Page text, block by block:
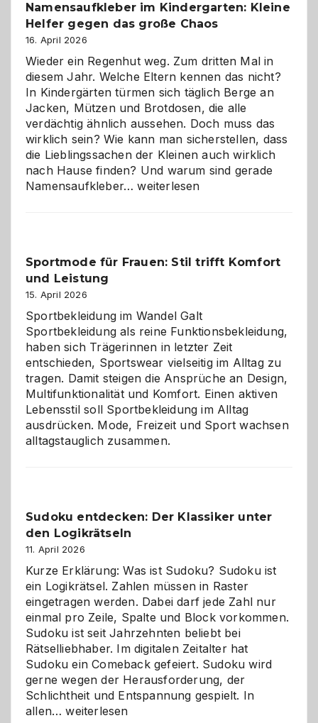
Namensaufkleber im Kindergarten: Kleine
Helfer gegen das große Chaos
16. April 2026
Wieder ein Regenhut weg. Zum dritten Mal in
diesem Jahr. Welche Eltern kennen das nicht?
In Kindergärten türmen sich täglich Berge an
Jacken, Mützen und Brotdosen, die alle
verdächtig ähnlich aussehen. Doch muss das
wirklich sein? Wie kann man sicherstellen, dass
die Lieblingssachen der Kleinen auch wirklich
nach Hause finden? Und warum sind gerade
Namensaufkleber…Namensaufkleber
gegen
Chaos
weiterlesen
Sportmode für Frauen: Stil trifft Komfort
und Leistung
15. April 2026
Sportbekleidung im Wandel Galt
Sportbekleidung als reine Funktionsbekleidung,
haben sich Trägerinnen in letzter Zeit
entschieden, Sportswear vielseitig im Alltag zu
tragen. Damit steigen die Ansprüche an Design,
Multifunktionalität und Komfort. Einen aktiven
Lebensstil soll Sportbekleidung im Alltag
ausdrücken. Mode, Freizeit und Sport wachsen
alltagstauglich zusammen.
Sudoku entdecken: Der Klassiker unter
den Logikrätseln
11. April 2026
Kurze Erklärung: Was ist Sudoku? Sudoku ist
ein Logikrätsel. Zahlen müssen in Raster
eingetragen werden. Dabei darf jede Zahl nur
einmal pro Zeile, Spalte und Block vorkommen.
Sudoku ist seit Jahrzehnten beliebt bei
Rätselliebhaber. Im digitalen Zeitalter hat
Sudoku ein Comeback gefeiert. Sudoku wird
gerne wegen der Herausforderung, der
Schlichtheit und Entspannung gespielt. In
allen…Sudoku
weiterlesen